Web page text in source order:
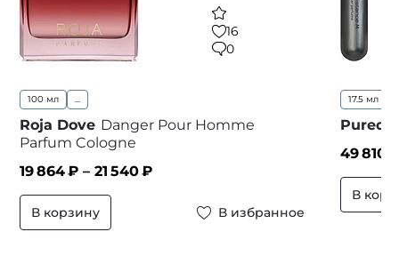
16
0
100 мл ...
Roja Dove Danger Pour Homme
Parfum Cologne
19 864₽ – 21 540₽
В корзину В избранное
17.5 мл
49 810
В